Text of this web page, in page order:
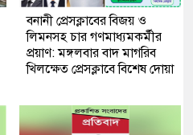
বনানী প্রেসক্লাবের বিজয় ও
লিমনসহ চার গণমাধ্যমকর্মীর
প্রয়াণ: মঙ্গলবার বাদ মাগরিব
খিলক্ষেত প্রেসক্লাবে বিশেষ দোয়া